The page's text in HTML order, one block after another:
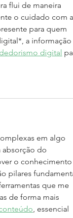
flui de maneira
o cuidado com a
para quem
a informação
digital
em algo
absorção do
o conhecimento
pilares
que me
de forma mais
, essencial